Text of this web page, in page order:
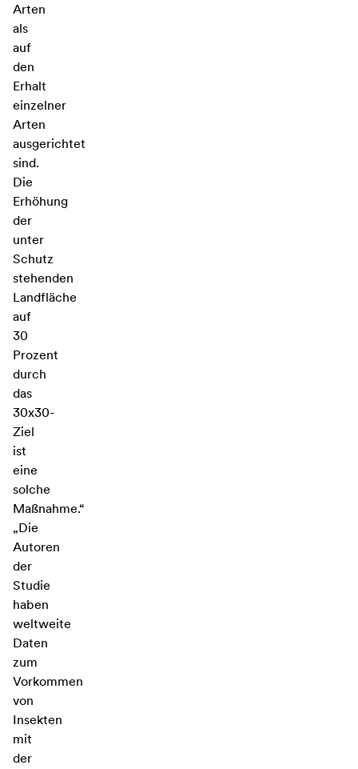
Arten
als
auf
den
Erhalt
einzelner
Arten
ausgerichtet
sind.
Die
Erhöhung
der
unter
Schutz
stehenden
Landfläche
auf
30
Prozent
durch
das
30x30-
Ziel
ist
eine
solche
Maßnahme.“
„Die
Autoren
der
Studie
haben
weltweite
Daten
zum
Vorkommen
von
Insekten
mit
der